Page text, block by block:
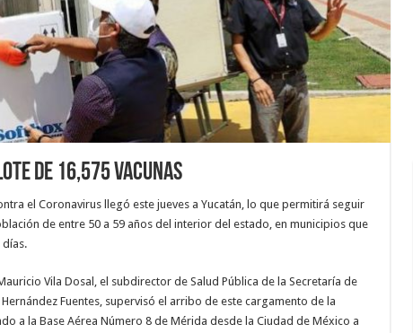
de 16,575 vacunas
el Coronavirus llegó este jueves a Yucatán, lo que permitirá seguir
de entre 50 a 59 años del interior del estado, en municipios que
Vila Dosal, el subdirector de Salud Pública de la Secretaría de
Fuentes, supervisó el arribo de este cargamento de la
a la Base Aérea Número 8 de Mérida desde la Ciudad de México a